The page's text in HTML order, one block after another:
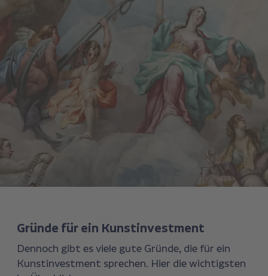
Gründe für ein Kunstinvestment
Dennoch gibt es viele gute Gründe, die für ein
Kunstinvestment sprechen. Hier die wichtigsten